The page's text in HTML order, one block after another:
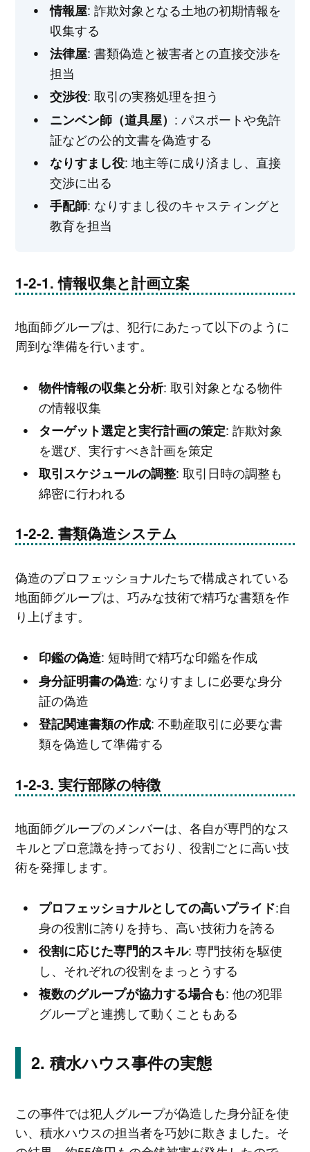
情報屋: 詐欺対象となる土地の初期情報を
収集する
法律屋: 書類偽造と被害者との直接交渉を
担当
交渉役: 取引の実務処理を担う
ニンベン師（道具屋） : パスポートや免許
証などの公的文書を偽造する
なりすまし役: 地主等に成り済まし、直接
交渉に出る
手配師: なりすまし役のキャスティングと
教育を担当
情報収集と計画立案
地面師グループは、犯行にあたって以下のように
周到な準備を行います。
物件情報の収集と分析: 取引対象となる物件
の情報収集
ターゲット選定と実行計画の策定: 詐欺対象
を選び、実行すべき計画を策定
取引スケジュールの調整: 取引日時の調整も
綿密に行われる
書類偽造システム
偽造のプロフェッショナルたちで構成されている
地面師グループは、巧みな技術で精巧な書類を作
り上げます。
印鑑の偽造: 短時間で精巧な印鑑を作成
身分証明書の偽造: なりすましに必要な身分
証の偽造
登記関連書類の作成: 不動産取引に必要な書
類を偽造して準備する
実行部隊の特徴
地面師グループのメンバーは、各自が専門的なス
キルとプロ意識を持っており、役割ごとに高い技
術を発揮します。
プロフェッショナルとしての高いプライド:自
身の役割に誇りを持ち、高い技術力を誇る
役割に応じた専門的スキル: 専門技術を駆使
し、それぞれの役割をまっとうする
複数のグループが協力する場合も: 他の犯罪
グループと連携して動くこともある
積水ハウス事件の実態
この事件では犯人グループが偽造した身分証を使
い、積水ハウスの担当者を巧妙に欺きました。そ